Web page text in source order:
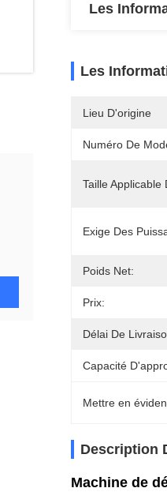
Les
Les
Lieu D'origine
Numéro De
Taille Applicable
Exige Des
Poids Net:
Prix:
Délai De
Capacité
Mettre en
Description
Machine de